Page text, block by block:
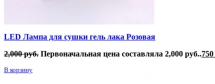
LED Лампа для сушки гель лака Розовая
2,000руб. Первоначальная цена составляла 2,000 руб..750
В корзину